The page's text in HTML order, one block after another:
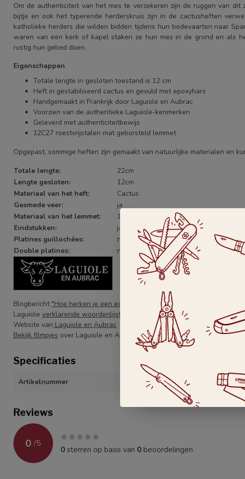
Om de authenticiteit van het mes te verzekeren zijn de ruggen van dit
bijtje en ook het typerende herderskruis zijn in de cactusheften
katholieke herders die wilden bidden tijdens hun bedevaarten naar
waren van een kerk of kapel staken ze hun mes in de grond en als
rustig hun gebed doen.
Eigenschappen
Totale lengte in gesloten toestand is 12 cm
Heft in gestabiliseerd cactus en gevuld met epoxyhars
Handgemaakt in Frankrijk door Laguiole en Aubrac
Voorzien van de authentieke Laguiole-kenmerken
Geleverd met authenticiteitbewijs
12C27 roestvrijstalen mat geborsteld lemmet
Opgepast, sommige heften zijn gemaakt van natuurlijke materialen en
Totale lengte:
22cm
Lengte gesloten:
12cm
Materiaal van het heft:
Cactus
Gesmede veer:
ja
Materiaal van het lemmet:
12C27 RVS
Eindstukken:
ja
Platines guillochées:
neen
Double platines:
neen
Blogbericht "Hoe herken je een echte Laguiole en Aubrac?"
Laguiole verklarende woordenlijst
Website van Laguiole en Aubrac
Bekijk filmpjes over Laguiole en Aubrac
Specificaties
Artikelnummer 12cactus
Reviews
0 /5
0sterren op basis van 0 beoordelingen